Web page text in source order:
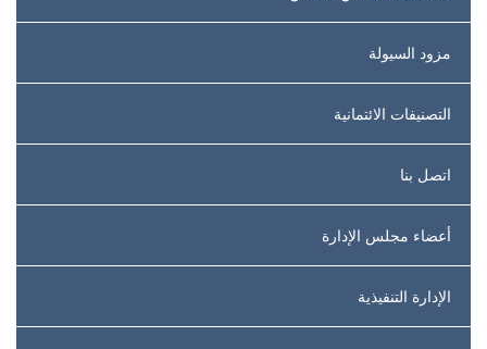
مزود السيولة
التصنيفات الائتمانية
اتصل بنا
أعضاء مجلس الإدارة
الإدارة التنفيذية